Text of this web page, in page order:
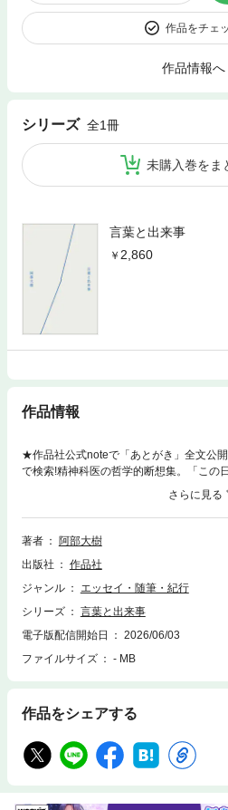
作品をチェ
作品情報へ
シリーズ 全1冊
未購入巻をま
言葉と出来事
2,860
作品情報
★作品社公式noteで「あとがき」全文公
で検索!精神科医の哲学的断想集。「この
けの言葉が、さまよう心のいくつかに、
くれた。」――古田徹也（哲学者）「私
奉仕してしまうような優柔不断な一面が
はならない理由を挙げるのは易しく、同
談 阿部大樹×古田徹也【著者プロフィー
ゅ）（著）1990年新潟県生まれ。精神科
ーヴィス『国際政治における認知と誤認
性』、ジュディス・L・ハーマン『真実と
サリヴァン『個性という幻想』（講談社
（共訳、日本評論社、第6回日本翻訳大賞
著者
阿部大樹
出版社
作品社
ジャンル
エッセイ・随筆・紀行
シリーズ
言葉と出来事
電子版配信開始日
2026/06/03
ファイルサイズ
- MB
作品をシェアする